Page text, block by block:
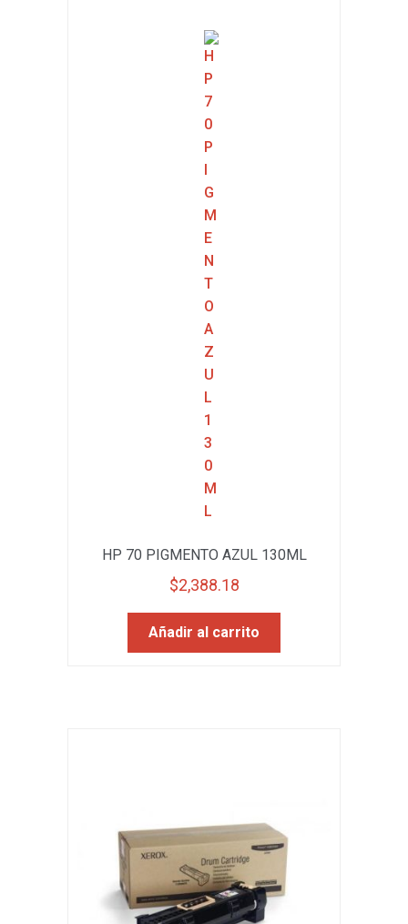
HP 70 PIGMENTO AZUL 130ML
$2,388.18
Añadir al carrito